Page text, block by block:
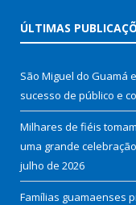
ÚLTIMAS
São Miguel do Guamá
sucesso de público e
Milhares de fiéis
uma grande
julho de 2026
Famílias guamaenses